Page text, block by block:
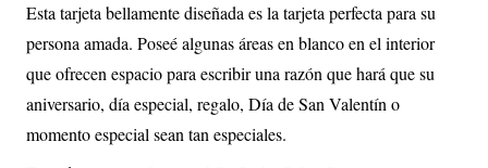
Esta tarjeta bellamente diseñada es la tarjeta perfecta para su
persona amada. Poseé algunas áreas en blanco en el interior
que ofrecen espacio para escribir una razón que hará que su
aniversario, día especial, regalo, Día de San Valentín o
momento especial sean tan especiales.